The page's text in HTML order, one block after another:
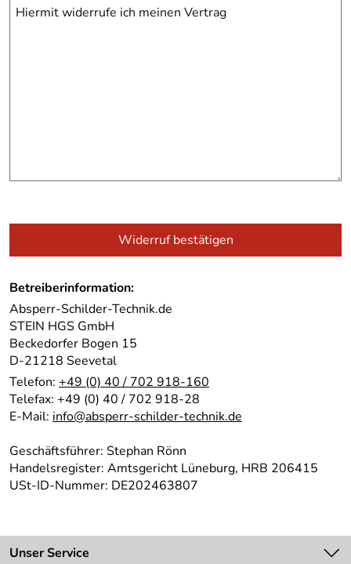
Widerruf bestätigen
Betreiberinformation:
Absperr-Schilder-Technik.de
STEIN HGS GmbH
Beckedorfer Bogen 15
D-21218 Seevetal
Telefon: +49 (0) 40 / 702 918-160
Telefax: +49 (0) 40 / 702 918-28
E-Mail: info@absperr-schilder-technik.de
Geschäftsführer: Stephan Rönn
Handelsregister: Amtsgericht Lüneburg, HRB 206415
USt-ID-Nummer: DE202463807
Unser Service